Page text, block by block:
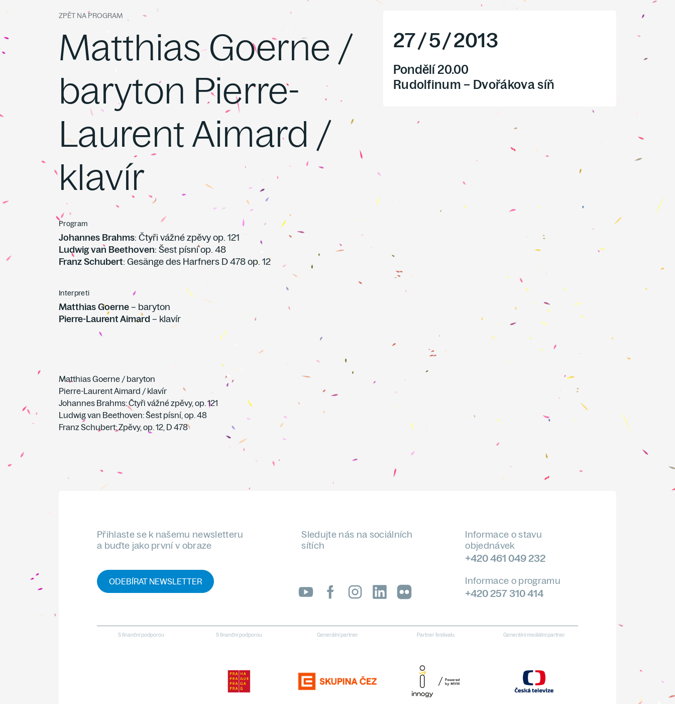
ZPĚT NA PROGRAM
Matthias Goerne /
baryton Pierre-
Laurent Aimard /
klavír
Program
Johannes Brahms: Čtyři vážné zpěvy op. 121
Ludwig van Beethoven: Šest písní op. 48
Franz Schubert: Gesänge des Harfners D 478 op. 12
Interpreti
Matthias Goerne– baryton
Pierre-Laurent Aimard – klavír
27/5/2013
Pondělí 20.00
Rudolfinum – Dvořákova síň
Matthias Goerne / baryton
Pierre-Laurent Aimard / klavír
Johannes Brahms: Čtyři vážné zpěvy, op. 121
Ludwig van Beethoven: Šest písní, op. 48
Franz Schubert: Zpěvy, op. 12, D 478
Přihlaste se k našemu newsletteru
a buďte jako první v obraze
ODEBÍRAT NEWSLETTER
Sledujte nás na sociálních
sítích
Informace o stavu
objednávek
+420 461 049 232
Informace o programu
+420 257 310 414
S finanční podporou S finanční podporou Generální partner Partner festivalu Generální mediální partner